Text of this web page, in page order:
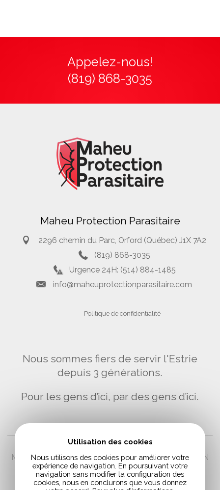
Appelez-nous!
(819) 868-3035
Maheu Protection Parasitaire
2296 chemin du Parc, Orford (Québec) J1X 7A2
(819) 868-3035
Urgence 24H: (514) 884-1485
info@maheuprotectionparasitaire.com
Politique de confidentialité
Nous sommes fiers de servir l'Estrie
depuis 3 générations.
Pour les gens d’ici, par des gens d’ici.
MAHEU PROTECTION PARASITAIRE A POUR MISSION
LE SOUCI DE L’ENVIRONNEMENT
Utilisation des cookies
Nous utilisons des cookies pour améliorer votre
expérience de navigation. En poursuivant votre
navigation sans modifier la configuration des
cookies, nous en conclurons que vous donnez